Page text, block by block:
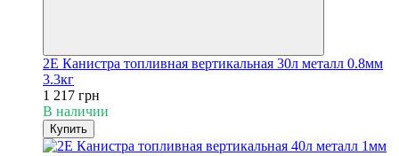
2E Канистра топливная вертикальная 30л металл 0.8мм
3.3кг
1 217 грн
В наличии
Купить